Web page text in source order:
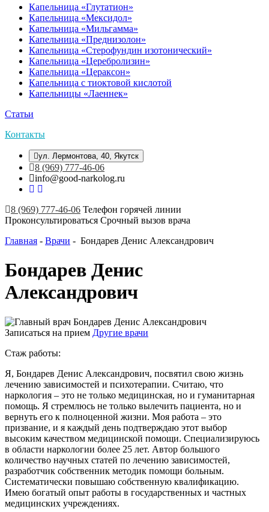
Капельница «Глутатион»
Капельница «Мексидол»
Капельница «Мильгамма»
Капельница «Преднизолон»
Капельница «Стерофундин изотонический»
Капельница «Церебролизин»
Капельница «Цераксон»
Капельница с тиоктовой кислотой
Капельницы «Лаеннек»
Статьи
Контакты
ул. Лермонтова, 40, Якутск
8 (969) 777-46-06
info@good-narkolog.ru
8 (969) 777-46-06 Телефон горячей линии
Проконсультироваться Срочный вызов врача
Главная - Врачи - Бондарев Денис Александрович
Бондарев Денис
Александрович
Записаться на прием Другие врачи
Стаж работы:
Я, Бондарев Денис Александрович, посвятил свою жизнь
лечению зависимостей и психотерапии. Считаю, что
наркология – это не только медицинская, но и гуманитарная
помощь. Я стремлюсь не только вылечить пациента, но и
вернуть его к полноценной жизни. Моя работа – это
призвание, и я каждый день подтверждаю этот выбор
высоким качеством медицинской помощи. Специализируюсь
в области наркологии более 25 лет. Автор большого
количество научных статей по лечению зависимостей,
разработчик собственник методик помощи больным.
Систематически повышаю собственную квалификацию.
Имею богатый опыт работы в государственных и частных
медицинских учреждениях.